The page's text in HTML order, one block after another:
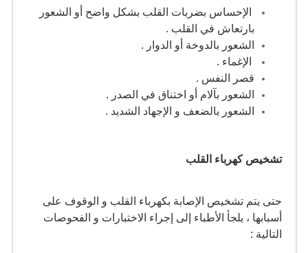
الإحساس بضربات القلب بشكل واضح أو الشعور
بارتعاش في القلب .
الشعور بالدوخة أو الدوار .
الإغماء .
قصر النفس .
الشعور بآلام أو اختناق في الصدر .
الشعور بالضعف و الإجهاد الشديد .
تشخيص كهرباء القلب
حتى يتم تشخيص الإصابة بكهرباء القلب و الوقوف على
أسبابها ، يلجأ الأطباء إلى إجراء الاختبارات و الفحوصات
التالية :